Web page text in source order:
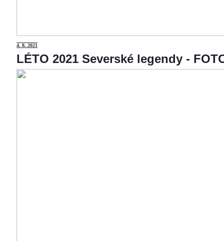
4. 8. 2021
LÉTO 2021 Severské legendy -